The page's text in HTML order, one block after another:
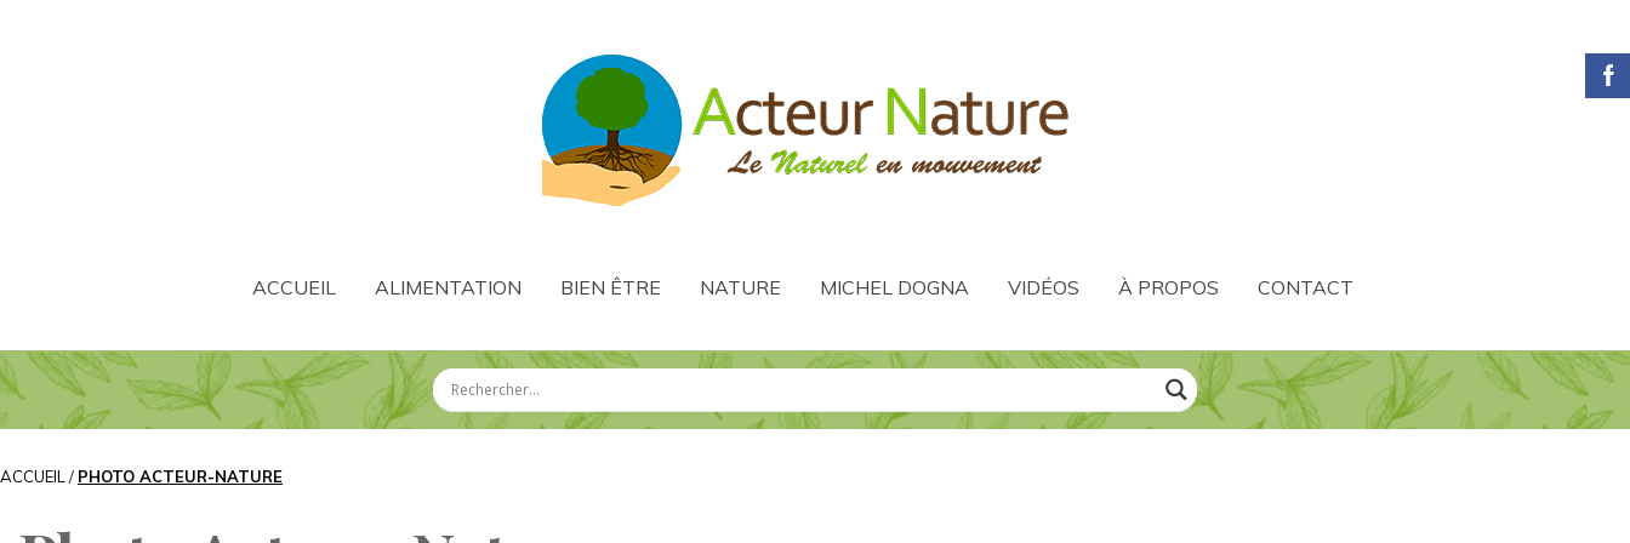
ACCUEIL ALIMENTATION BIEN ÊTRE NATURE MICHEL DOGNA VIDÉOS À PROPOS CONTACT
ACCUEIL / PHOTO ACTEUR-NATURE